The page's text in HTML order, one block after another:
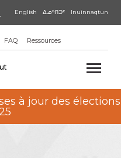
English ᐃᓄᒃᑎᑐᑦ Inuinnaqtun
FAQ Ressources
à jour des élections